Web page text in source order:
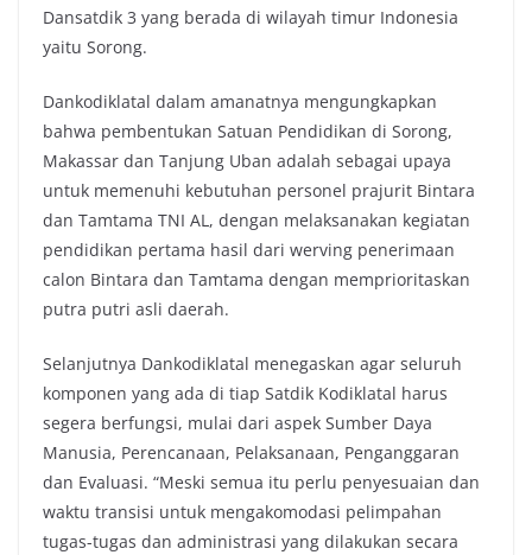
Dansatdik 3 yang berada di wilayah timur Indonesia
yaitu Sorong.
Dankodiklatal dalam amanatnya mengungkapkan
bahwa pembentukan Satuan Pendidikan di Sorong,
Makassar dan Tanjung Uban adalah sebagai upaya
untuk memenuhi kebutuhan personel prajurit Bintara
dan Tamtama TNI AL, dengan melaksanakan kegiatan
pendidikan pertama hasil dari werving penerimaan
calon Bintara dan Tamtama dengan memprioritaskan
putra putri asli daerah.
Selanjutnya Dankodiklatal menegaskan agar seluruh
komponen yang ada di tiap Satdik Kodiklatal harus
segera berfungsi, mulai dari aspek Sumber Daya
Manusia, Perencanaan, Pelaksanaan, Penganggaran
dan Evaluasi. “Meski semua itu perlu penyesuaian dan
waktu transisi untuk mengakomodasi pelimpahan
tugas-tugas dan administrasi yang dilakukan secara